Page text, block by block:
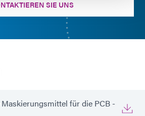
SIE UNS
für die PCB -